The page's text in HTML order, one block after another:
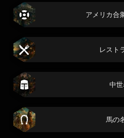
アメリカ合
レスト
中世
馬の